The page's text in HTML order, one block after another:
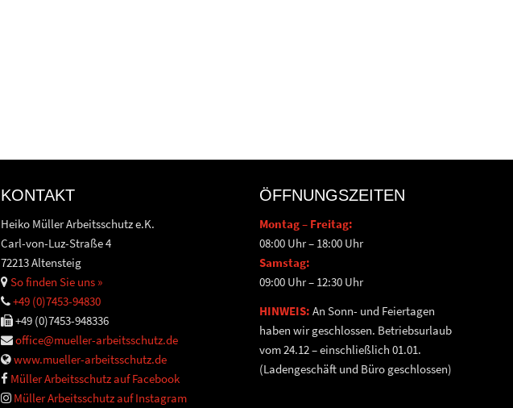
KONTAKT
Heiko Müller Arbeitsschutz e.K.
Carl-von-Luz-Straße 4
72213 Altensteig
So finden Sie uns »
+49 (0)7453-94830
+49 (0)7453-948336
office@mueller-arbeitsschutz.de
www.mueller-arbeitsschutz.de
Müller Arbeitsschutz auf Facebook
Müller Arbeitsschutz auf Instagram
ÖFFNUNGSZEITEN
Montag – Freitag:
08:00 Uhr – 18:00 Uhr
Samstag:
09:00 Uhr – 12:30 Uhr
HINWEIS: An Sonn- und Feiertagen
haben wir geschlossen. Betriebsurlaub
vom 24.12 – einschließlich 01.01.
(Ladengeschäft und Büro geschlossen)